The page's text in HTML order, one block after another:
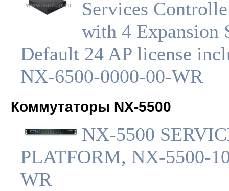
Services
with 4 Expansion
Default 24 AP license
NX-6500-0000-00-WR
Коммутаторы NX-5500
NX-5500
PLATFORM, NX-5500-
WR